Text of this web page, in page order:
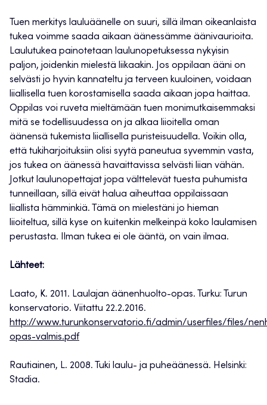
Tuen merkitys lauluäänelle on suuri, sillä ilman oikeanlaista
tukea voimme saada aikaan äänessämme äänivaurioita.
Laulutukea painotetaan laulunopetuksessa nykyisin
paljon, joidenkin mielestä liikaakin. Jos oppilaan ääni on
selvästi jo hyvin kannateltu ja terveen kuuloinen, voidaan
liiallisella tuen korostamisella saada aikaan jopa haittaa.
Oppilas voi ruveta mieltämään tuen monimutkaisemmaksi
mitä se todellisuudessa on ja alkaa liioitella oman
äänensä tukemista liiallisella puristeisuudella. Voikin olla,
että tukiharjoituksiin olisi syytä paneutua syvemmin vasta,
jos tukea on äänessä havaittavissa selvästi liian vähän.
Jotkut laulunopettajat jopa välttelevät tuesta puhumista
tunneillaan, sillä eivät halua aiheuttaa oppilaissaan
liiallista hämminkiä. Tämä on mielestäni jo hieman
liioiteltua, sillä kyse on kuitenkin melkeinpä koko laulamisen
perustasta. Ilman tukea ei ole ääntä, on vain ilmaa.
Lähteet:
Laato, K. 2011. Laulajan äänenhuolto-opas. Turku: Turun
konservatorio. Viitattu 22.2.2016.
http://www.turunkonservatorio.fi/admin/userfiles/files/
opas-valmis.pdf
Rautiainen, L. 2008. Tuki laulu- ja puheäänessä. Helsinki:
Stadia.